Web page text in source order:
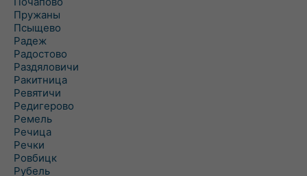
Пружаны
Псыщево
Радеж
Радостово
Раздяловичи
Ракитница
Ревятичи
Редигерово
Ремель
Речица
Речки
Ровбицк
Рубель